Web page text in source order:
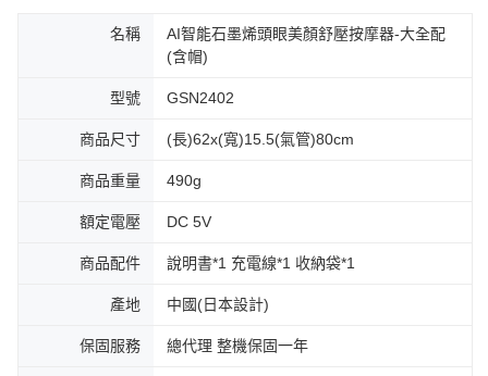
名稱
AI智能石墨烯頭眼美顏舒壓按摩器-大全配
(含帽)
型號 GSN2402
商品尺寸 (長)62x(寬)15.5(氣管)80cm
商品重量 490g
額定電壓 DC 5V
商品配件 說明書*1 充電線*1 收納袋*1
產地 中國(日本設計)
保固服務 總代理 整機保固一年